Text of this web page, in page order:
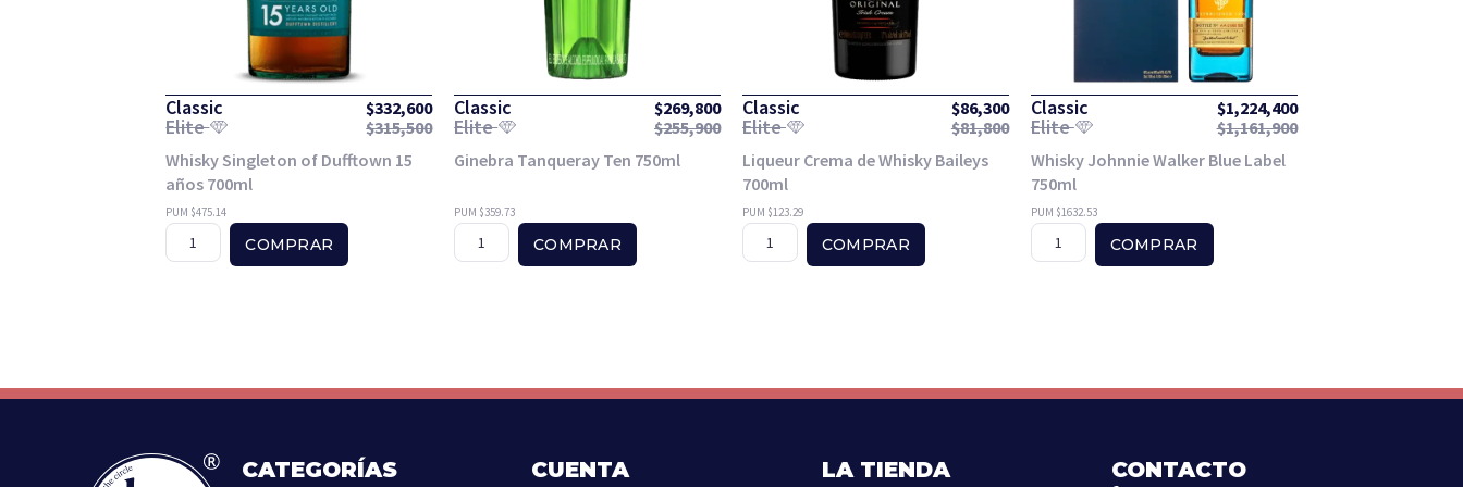
Classic $332,600
Elite $315,500
Whisky Singleton of Dufftown 15
años 700ml
PUM $475.14
COMPRAR
Classic $269,800
Elite $255,900
Ginebra Tanqueray Ten 750ml
PUM $359.73
COMPRAR
Classic $86,300
Elite $81,800
Liqueur Crema de Whisky Baileys
700ml
PUM $123.29
COMPRAR
Classic $1,224,400
Elite $1,161,900
Whisky Johnnie Walker Blue Label
750ml
PUM $1632.53
COMPRAR
CATEGORÍAS CUENTA LA TIENDA CONTACTO